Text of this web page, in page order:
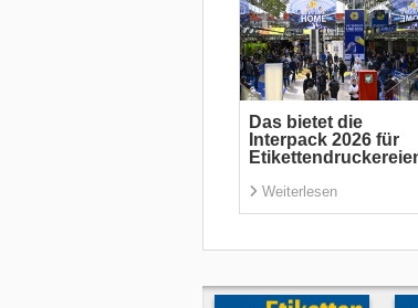
Das bietet die
Interpack 2026 für
Weiterlesen